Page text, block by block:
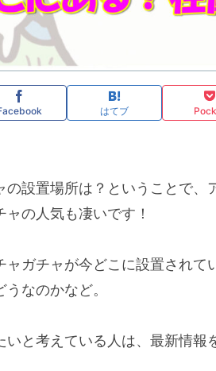
はてブ
の設置場所は？ということで、
の人気も凄いです！
ャガチャが今どこに設置されて
うなのかなど。
いと考えている人は、最新情報